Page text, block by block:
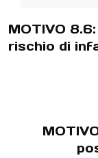
MOTIVO
rischio di